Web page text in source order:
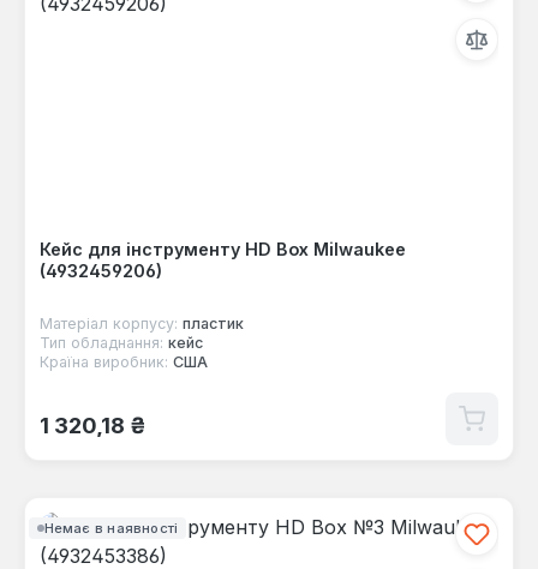
Кейс для інструменту HD Box Milwaukee
(4932459206)
Матеріал корпусу: пластик
Тип обладнання: кейс
Країна виробник: США
Звичайна ціна:
1 320,18 ₴
Немає в наявності